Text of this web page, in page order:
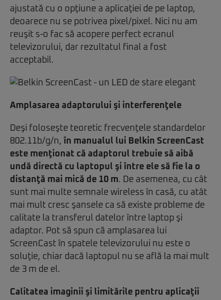
ajustată cu o opţiune a aplicaţiei de pe laptop,
deoarece nu se potrivea pixel/pixel. Nici nu am
reuşit s-o fac să acopere perfect ecranul
televizorului, dar rezultatul final a fost
acceptabil.
Amplasarea adaptorului şi interferenţele
Deşi foloseşte teoretic frecvenţele standardelor
802.11b/g/n, în manualul lui Belkin ScreenCast
este menţionat că adaptorul trebuie să aibă
undă directă cu laptopul şi între ele să fie la o
distanţă mai mică de 10 m. De asemenea, cu cât
sunt mai multe semnale wireless în casă, cu atât
mai mult cresc şansele ca să existe probleme de
calitate la transferul datelor între laptop şi
adaptor. Pot să spun că amplasarea lui
ScreenCast în spatele televizorului nu este o
soluţie, chiar dacă laptopul nu se află la mai mult
de 3 m de el.
Calitatea imaginii şi limitările pentru aplicaţii